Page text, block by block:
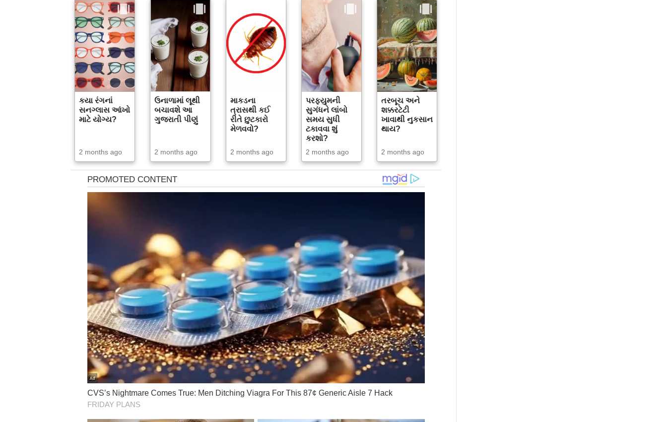
કયા રંગનાં
સનગ્લાસ આંખો
માટે યોગ્ય?
2 months ago
ઉનાળામાં લૂથી
બચાવશે આ
ગુજરાતી પીણું
2 months ago
માકડના
ત્રાસથી કઈ
રીતે છુટકારો
મેળવવો?
2 months ago
પરફ્યુમની
સુગંધને લાંબો
સમય સુધી
ટકાવવા શું
કરશો?
2 months ago
તરબૂચ અને
શક્કરટેટી
ખાવાથી નુકસાન
થાય?
2 months ago